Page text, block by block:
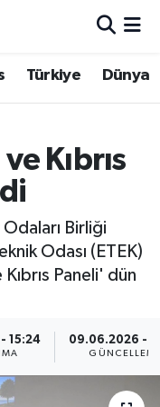
Türkiye Dünya
Kıbrıs
Odaları Birliği
Odası (ETEK)
Paneli' dün
15:24 09.06.2026 -